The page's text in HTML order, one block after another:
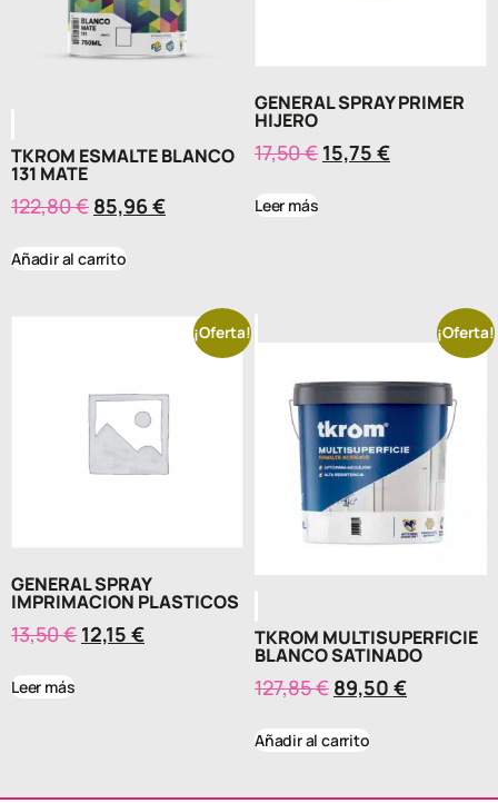
TKROM ESMALTE BLANCO
131 MATE
122,80€ 85,96€
Añadir al carrito
GENERAL SPRAY PRIMER
HIJERO
17,50€ 15,75 €
Leer más
¡Oferta!
GENERAL SPRAY
IMPRIMACION PLASTICOS
13,50€ 12,15 €
Leer más
¡Oferta!
TKROM MULTISUPERFICIE
BLANCO SATINADO
127,85€ 89,50 €
Añadir al carrito